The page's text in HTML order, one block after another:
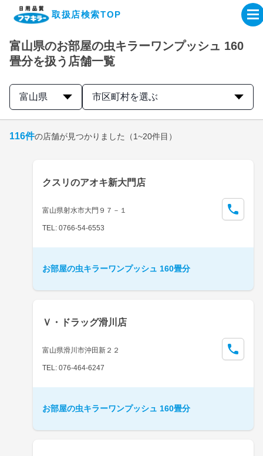
取扱店検索TOP
企業・IR情報サイト
製品情報サイト
取扱店検索はこちら
富山県のお部屋の虫キラーワンプッシュ 160
畳分を扱う店舗一覧
富山県 市区町村を選ぶ
116件の店舗が見つかりました （1~20件目）
クスリのアオキ新大門店
富山県射水市大門９７－１
TEL: 0766-54-6553
お部屋の虫キラーワンプッシュ 160畳分
Ｖ・ドラッグ滑川店
富山県滑川市沖田新２２
TEL: 076-464-6247
お部屋の虫キラーワンプッシュ 160畳分